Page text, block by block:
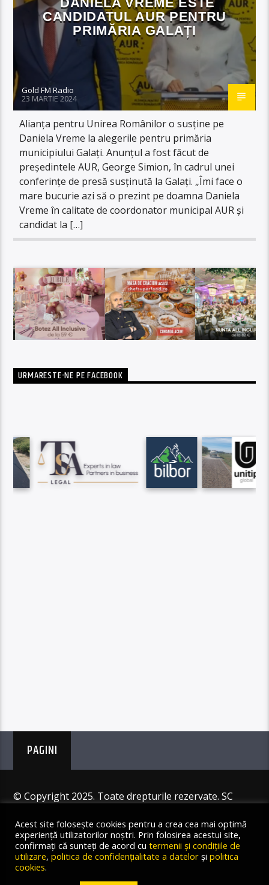
CANDIDATUL AUR PENTRU
PRIMĂRIA GALAȚI
Gold FM Radio
23 MARTIE 2024
Alianța pentru Unirea Românilor o susține pe
Daniela Vreme la alegerile pentru primăria
municipiului Galați. Anunțul a fost făcut de
președintele AUR, George Simion, în cadrul unei
conferințe de presă susținută la Galați. „Îmi face o
mare bucurie azi să o prezint pe doamna Daniela
Vreme în calitate de coordonator municipal AUR și
candidat la […]
URMARESTE-NE PE FACEBOOK
PAGINI
© Copyright 2025. Toate drepturile rezervate. SC
Acest site folosește cookies pentru a crea cea mai optimă
experiență utilizatorilor noștri. Prin folosirea acestui site,
confirmați că sunteți de acord cu termenii și condițiile de
utilizare, politica de confidențialitate a datelor și politica
cookies.